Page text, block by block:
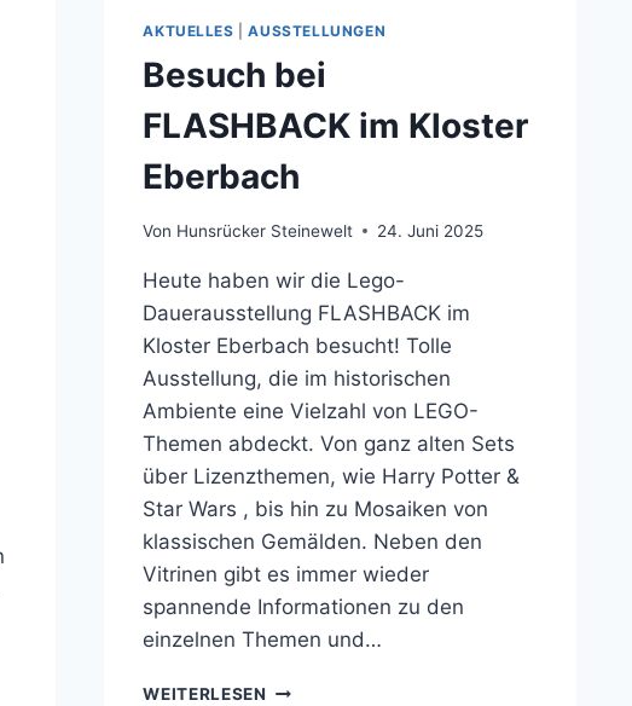
AKTUELLES |AUSSTELLUNGEN
Besuch bei
FLASHBACK im Kloster
Eberbach
Von Hunsrücker Steinewelt 24. Juni 2025
Heute haben wir die Lego-
Dauerausstellung FLASHBACK im
Kloster Eberbach besucht! Tolle
Ausstellung, die im historischen
Ambiente eine Vielzahl von LEGO-
Themen abdeckt. Von ganz alten Sets
über Lizenzthemen, wie Harry Potter &
Star Wars , bis hin zu Mosaiken von
klassischen Gemälden. Neben den
Vitrinen gibt es immer wieder
spannende Informationen zu den
einzelnen Themen und…
WEITERLESEN BESUCH